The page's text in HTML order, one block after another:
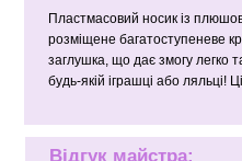
Пластмасовий носик із
розміщене багатоступеневе
заглушка, що дає змогу легко
будь-якій іграшці або ляльці!
Відгук майстра: